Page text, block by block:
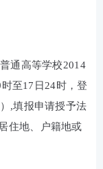
通高等学校2014
至17日24时，登
,填报申请授予法
住地、户籍地或